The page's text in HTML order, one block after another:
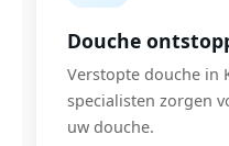
Douche
Verstopte douche in
specialisten zorgen
uw douche.